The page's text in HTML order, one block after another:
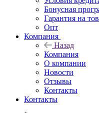
Бонусная
Гарантия на
Опт
Компания
Назад
Компания
О компании
Новости
Отзывы
Контакты
Контакты